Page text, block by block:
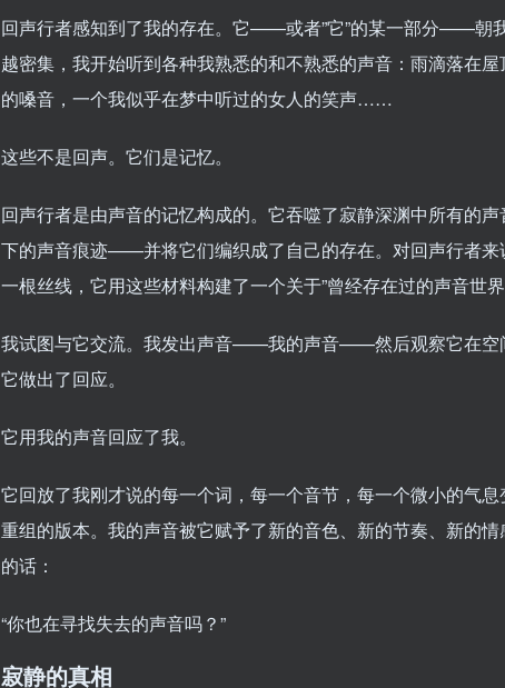
回声行者感知到了我的存在。它——或者”它”的某一部分——朝
越密集，我开始听到各种我熟悉的和不熟悉的声音：雨滴落在
的嗓音，一个我似乎在梦中听过的女人的笑声……
这些不是回声。它们是记忆。
回声行者是由声音的记忆构成的。它吞噬了寂静深渊中所有的
下的声音痕迹——并将它们编织成了自己的存在。对回声行者
一根丝线，它用这些材料构建了一个关于”曾经存在过的声音世
我试图与它交流。我发出声音——我的声音——然后观察它在空
它做出了回应。
它用我的声音回应了我。
它回放了我刚才说的每一个词，每一个音节，每一个微小的气
重组的版本。我的声音被它赋予了新的音色、新的节奏、新的
的话：
“你也在寻找失去的声音吗？”
寂静的真相